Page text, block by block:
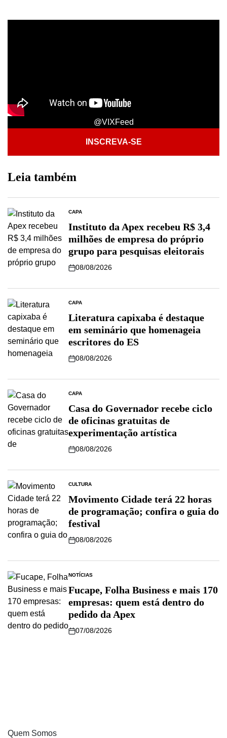
@VIXFeed
INSCREVA-SE
Leia também
CAPA
Instituto da Apex recebeu R$ 3,4
milhões de empresa do próprio
grupo para pesquisas eleitorais
08/08/2026
CAPA
Literatura capixaba é destaque
em seminário que homenageia
escritores do ES
08/08/2026
CAPA
Casa do Governador recebe ciclo
de oficinas gratuitas de
experimentação artística
08/08/2026
CULTURA
Movimento Cidade terá 22 horas
de programação; confira o guia do
festival
08/08/2026
NOTÍCIAS
Fucape, Folha Business e mais 170
empresas: quem está dentro do
pedido da Apex
07/08/2026
Quem Somos